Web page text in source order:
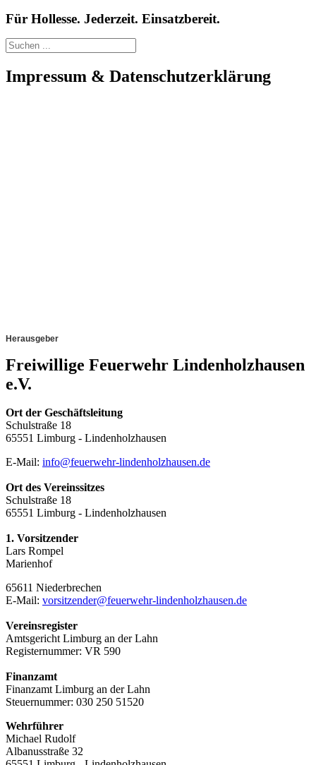
Für Hollesse. Jederzeit. Einsatzbereit.
Impressum & Datenschutzerklärung
Herausgeber
Freiwillige Feuerwehr Lindenholzhausen
e.V.
Ort der Geschäftsleitung
Schulstraße 18
65551 Limburg - Lindenholzhausen
E-Mail: info@feuerwehr-lindenholzhausen.de
Ort des Vereinssitzes
Schulstraße 18
65551 Limburg - Lindenholzhausen
1. Vorsitzender
Lars Rompel
Marienhof
65611 Niederbrechen
E-Mail: vorsitzender@feuerwehr-lindenholzhausen.de
Vereinsregister
Amtsgericht Limburg an der Lahn
Registernummer: VR 590
Finanzamt
Finanzamt Limburg an der Lahn
Steuernummer: 030 250 51520
Wehrführer
Michael Rudolf
Albanusstraße 32